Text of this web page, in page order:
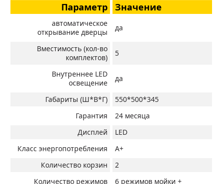
Параметр Значение
автоматическое
открывание дверцы
да
Вместимость (кол-во
комплектов)
5
Внутреннее LED
освещение
да
Габариты (Ш*В*Г)
550*500*345
Гарантия
24 месяца
Дисплей
LED
Класс энергопотребления
А+
Количество корзин
2
Количество режимов
6 режимов мойки +